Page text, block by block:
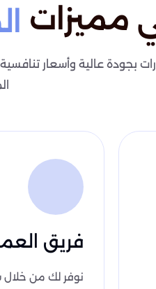
مميزات
عالية وأسعار تنافسية.
فريق
نوفر لك من خلال